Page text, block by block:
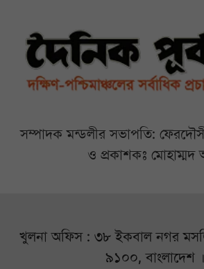
সম্পাদক মন্ডলীর সভাপতি:
ও প্রকাশকঃ মোহাম্মদ
খুলনা অফিস : ৩৮ ইকবাল নগর
৯১০০, বাংলাদেশ ।